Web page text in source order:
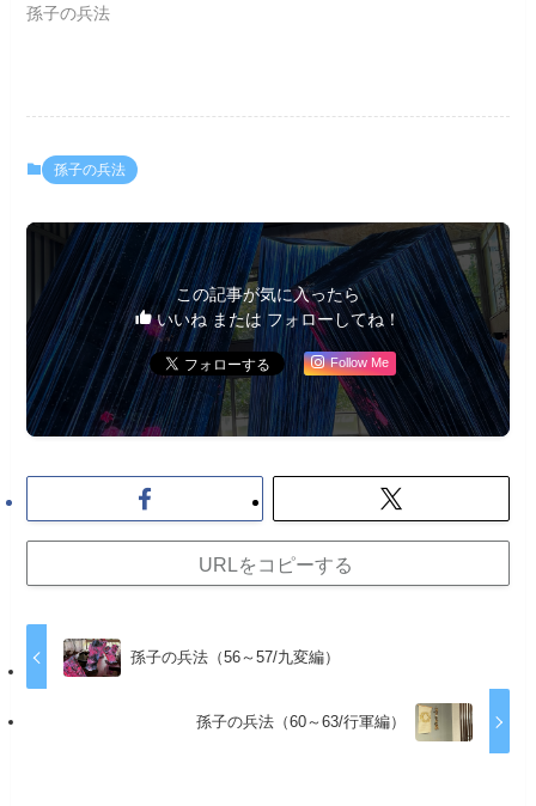
孫子の兵法
孫子の兵法
この記事が気に入ったら
いいね または フォローしてね！
Follow Me
URLをコピーする
孫子の兵法（56～57/九変編）
孫子の兵法（60～63/行軍編）